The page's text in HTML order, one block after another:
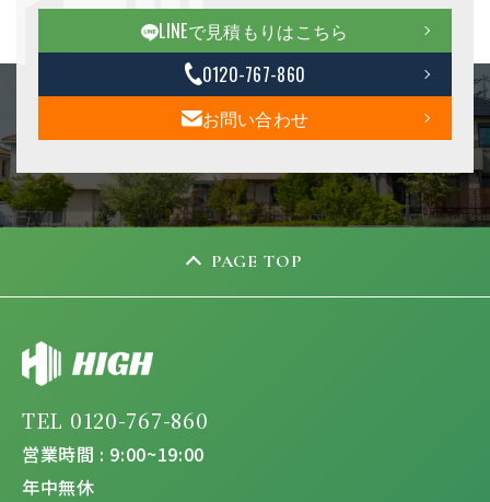
LINEで見積もりはこちら
0120-767-860
お問い合わせ
PAGE TOP
TEL 0120-767-860
営業時間 : 9:00~19:00
年中無休